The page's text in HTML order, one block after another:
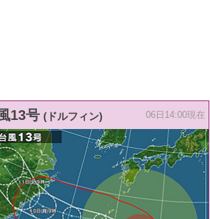
13号 (ドルフィン) 06日14:00現在